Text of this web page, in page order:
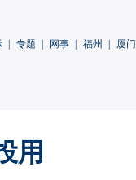
专题 网事 福州 厦门
用